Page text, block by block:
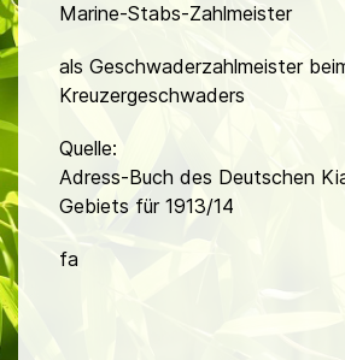
Marine-Stabs-Zahlmeister
als Geschwaderzahlmeister
Kreuzergeschwaders
Quelle:
Adress-Buch des Deutschen
Gebiets für 1913/14
fa